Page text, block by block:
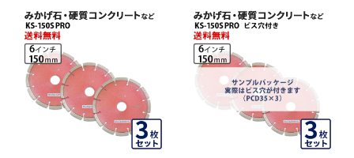
ドカッター 刃 ビス3個付属
(ks-125spro-b) KS-125S
PRO-B-03
プ(ハットタイプ) 5インチ み
かげ石・硬質コンクリートな
ど (ks-125spro-of22)ダイ
ヤモンドカッター 刃キワ切
り コーナーカット 水平切断
KS-125SPRO-OF22-03